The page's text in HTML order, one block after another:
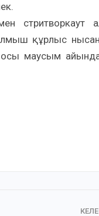
стритворкаут
құрлыс
маусым